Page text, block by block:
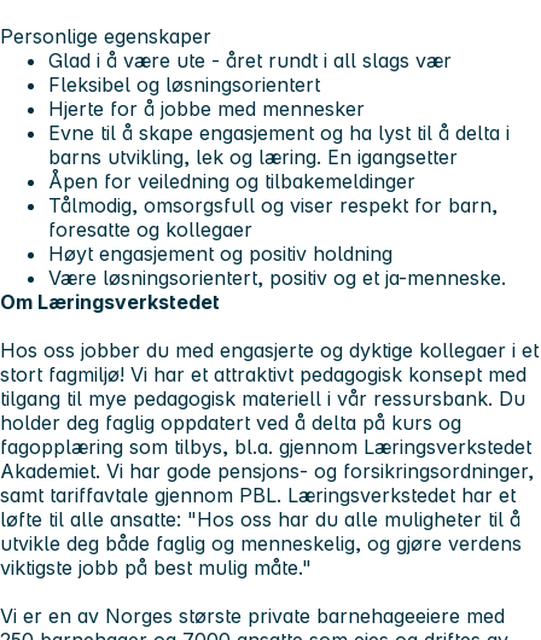
Personlige egenskaper
Glad i å være ute - året rundt i all slags vær
Fleksibel og løsningsorientert
Hjerte for å jobbe med mennesker
Evne til å skape engasjement og ha lyst til å delta i
barns utvikling, lek og læring. En igangsetter
Åpen for veiledning og tilbakemeldinger
Tålmodig, omsorgsfull og viser respekt for barn,
foresatte og kollegaer
Høyt engasjement og positiv holdning
Være løsningsorientert, positiv og et ja-menneske.
Om Læringsverkstedet
Hos oss jobber du med engasjerte og dyktige kollegaer i et
stort fagmiljø! Vi har et attraktivt pedagogisk konsept med
tilgang til mye pedagogisk materiell i vår ressursbank. Du
holder deg faglig oppdatert ved å delta på kurs og
fagopplæring som tilbys, bl.a. gjennom Læringsverkstedet
Akademiet. Vi har gode pensjons- og forsikringsordninger,
samt tariffavtale gjennom PBL. Læringsverkstedet har et
løfte til alle ansatte: "Hos oss har du alle muligheter til å
utvikle deg både faglig og menneskelig, og gjøre verdens
viktigste jobb på best mulig måte."
Vi er en av Norges største private barnehageeiere med